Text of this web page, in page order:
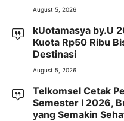
August 5, 2026
kUotamasya by.U
Kuota Rp50 Ribu
Destinasi
August 5, 2026
Telkomsel Cetak
Semester I 2026,
yang Semakin